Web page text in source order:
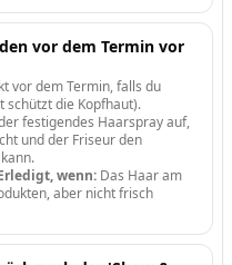
vor dem Termin vor
vor dem Termin, falls du
schützt die Kopfhaut).
festigendes Haarspray auf,
und der Friseur den
wenn: Das Haar am
aber nicht frisch